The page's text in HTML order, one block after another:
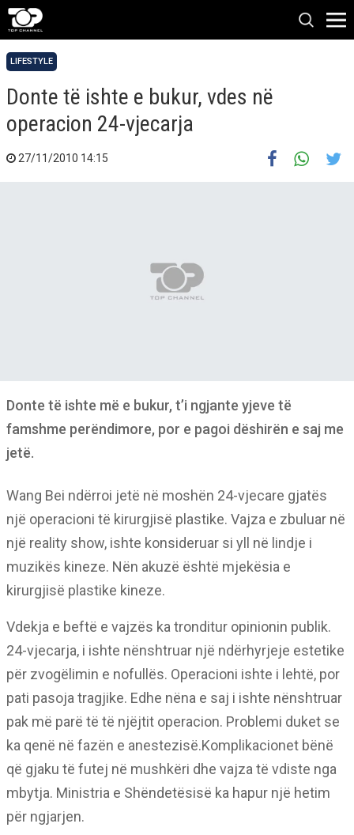
LIFESTYLE
Donte të ishte e bukur, vdes në
operacion 24-vjecarja
27/11/2010 14:15
Donte të ishte më e bukur, t’i ngjante yjeve të
famshme perëndimore, por e pagoi dëshirën e saj me
jetë.
Wang Bei ndërroi jetë në moshën 24-vjecare gjatës
një operacioni të kirurgjisë plastike. Vajza e zbuluar në
një reality show, ishte konsideruar si yll në lindje i
muzikës kineze. Nën akuzë është mjekësia e
kirurgjisë plastike kineze.
Vdekja e beftë e vajzës ka tronditur opinionin publik.
24-vjecarja, i ishte nënshtruar një ndërhyrjeje estetike
për zvogëlimin e nofullës. Operacioni ishte i lehtë, por
pati pasoja tragjike. Edhe nëna e saj i ishte nënshtruar
pak më parë të të njëjtit operacion. Problemi duket se
ka qenë në fazën e anestezisë.Komplikacionet bënë
që gjaku të futej në mushkëri dhe vajza të vdiste nga
mbytja. Ministria e Shëndetësisë ka hapur një hetim
për ngjarjen.